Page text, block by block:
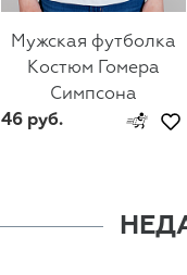
Мужская футболка
Костюм Гомера
Симпсона
46 руб.